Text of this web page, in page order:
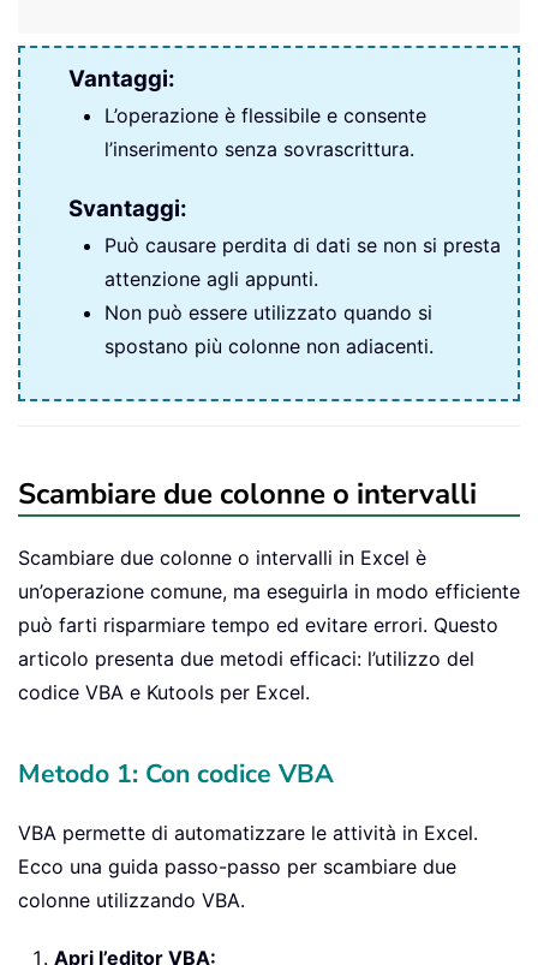
Vantaggi:
L’operazione è flessibile e consente
l’inserimento senza sovrascrittura.
Svantaggi:
Può causare perdita di dati se non si presta
attenzione agli appunti.
Non può essere utilizzato quando si
spostano più colonne non adiacenti.
Scambiare due colonne o intervalli
Scambiare due colonne o intervalli in Excel è
un’operazione comune, ma eseguirla in modo efficiente
può farti risparmiare tempo ed evitare errori. Questo
articolo presenta due metodi efficaci: l’utilizzo del
codice VBA e Kutools per Excel.
Metodo 1: Con codice VBA
VBA permette di automatizzare le attività in Excel.
Ecco una guida passo-passo per scambiare due
colonne utilizzando VBA.
Apri l’editor VBA: